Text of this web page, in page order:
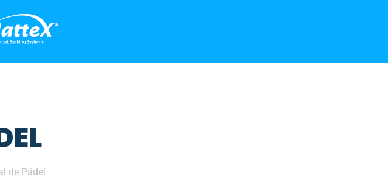
de Pádel.